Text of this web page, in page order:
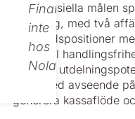
Finance,
inte
hos
Nolato.
De finansiella målen
inriktning, med två
marknadspositioner
finansiell
och god
styrs med avseende
generera kassaflöde